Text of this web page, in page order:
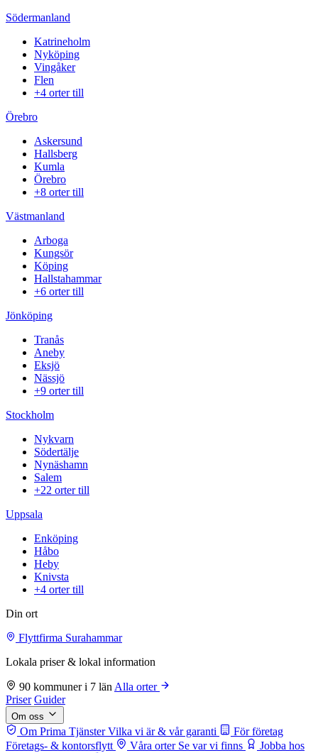
Södermanland
Katrineholm
Nyköping
Vingåker
Flen
+4 orter till
Örebro
Askersund
Hallsberg
Kumla
Örebro
+8 orter till
Västmanland
Arboga
Kungsör
Köping
Hallstahammar
+6 orter till
Jönköping
Tranås
Aneby
Eksjö
Nässjö
+9 orter till
Stockholm
Nykvarn
Södertälje
Nynäshamn
Salem
+22 orter till
Uppsala
Enköping
Håbo
Heby
Knivsta
+4 orter till
Din ort
Flyttfirma Surahammar
Lokala priser & lokal information
90 kommuner i 7 län Alla orter
Priser Guider
Om oss
Om Prima Tjänster Vilka vi är & vår garanti
För företag
Företags- & kontorsflytt
Våra orter Se var vi finns
Jobba hos